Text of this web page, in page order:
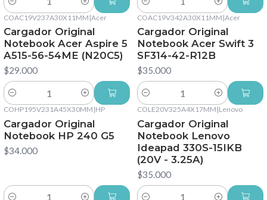
Cantidad Cantidad
COAC19V237A30X11MM |Acer
Cargador Original
Notebook Acer Aspire 5
A515-56-54ME (N20C5)
$29.000
Cantidad
COAC19V342A30X11MM |Acer
Cargador Original
Notebook Acer Swift 3
SF314-42-R12B
$35.000
Cantidad
COHP195V231A45X30MM |HP
Cargador Original
Notebook HP 240 G5
$34.000
COLE20V325A4X17MM |Lenovo
Cargador Original
Notebook Lenovo
Ideapad 330S-15IKB
(20V - 3.25A)
$35.000